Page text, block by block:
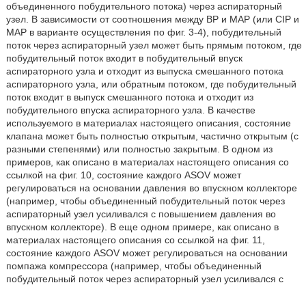
объединенного побудительного потока) через аспираторный
узел. В зависимости от соотношения между BP и MAP (или CIP и
MAP в варианте осуществления по фиг. 3-4), побудительный
поток через аспираторный узел может быть прямым потоком, где
побудительный поток входит в побудительный впуск
аспираторного узла и отходит из выпуска смешанного потока
аспираторного узла, или обратным потоком, где побудительный
поток входит в выпуск смешанного потока и отходит из
побудительного впуска аспираторного узла. В качестве
используемого в материалах настоящего описания, состояние
клапана может быть полностью открытым, частично открытым (с
разными степенями) или полностью закрытым. В одном из
примеров, как описано в материалах настоящего описания со
ссылкой на фиг. 10, состояние каждого ASOV может
регулироваться на основании давления во впускном коллекторе
(например, чтобы объединенный побудительный поток через
аспираторный узел усиливался с повышением давления во
впускном коллекторе). В еще одном примере, как описано в
материалах настоящего описания со ссылкой на фиг. 11,
состояние каждого ASOV может регулироваться на основании
помпажа компрессора (например, чтобы объединенный
побудительный поток через аспираторный узел усиливался с